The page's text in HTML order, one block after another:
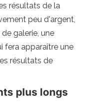
résultats de la
peu d'argent,
galerie, une
fera apparaître une
résultats de
plus longs